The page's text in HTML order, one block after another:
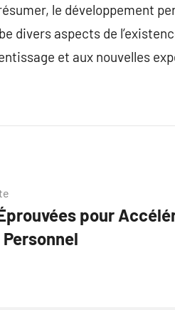
le développement
divers aspects de
et aux nouvelles
pour